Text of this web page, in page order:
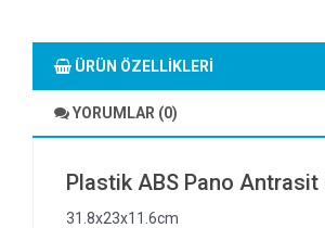
ÜRÜN ÖZELLIKLERI
YORUMLAR (0)
Plastik ABS Pano Antrasit
31.8x23x11.6cm